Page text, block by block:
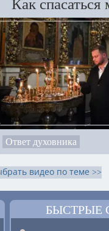
Как спасаться
Ответ духовника
видео по теме >>
БЫСТРЫЕ